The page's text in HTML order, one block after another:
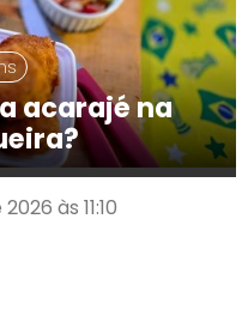
acarajé na
às 11:10